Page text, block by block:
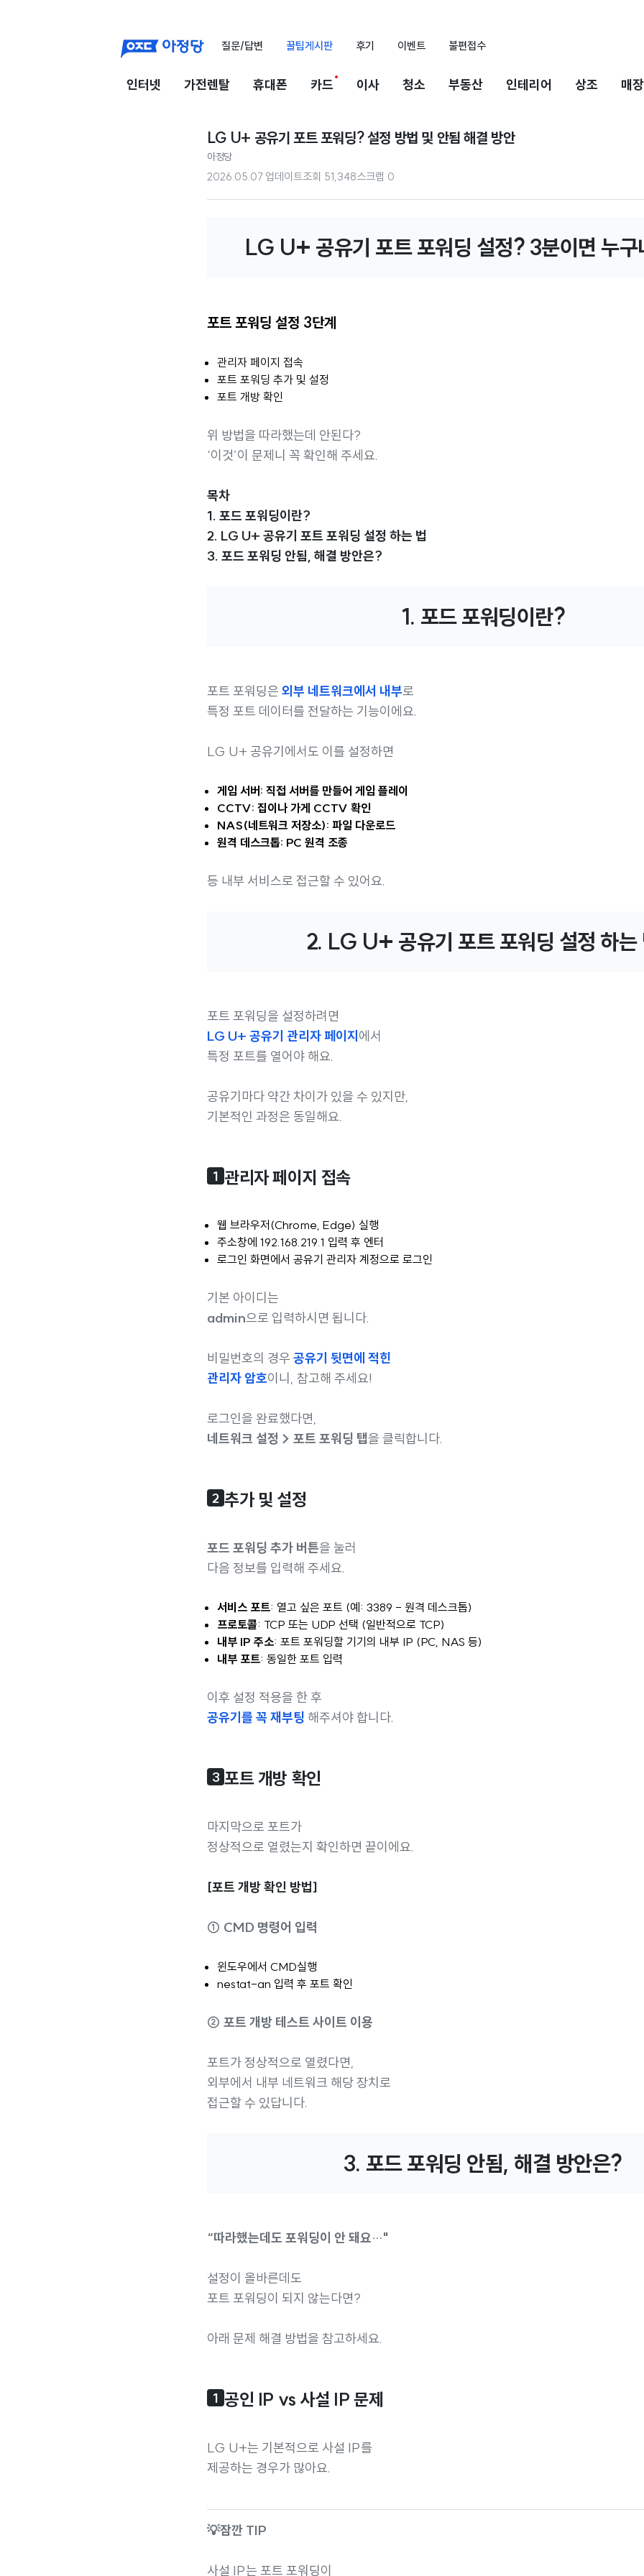
질문/답변 꿀팁게시판 후기 이벤트 불편접수
인터넷 가전렌탈 휴대폰 카드 이사 청소 부동산 인테리어 상조 매
LG U+ 공유기 포트 포워딩? 설정 방법 및 안됨 해결 방안
아정당
2026.05.07 업데이트조회 51,348스크랩 0
LG U+ 공유기 포트 포워딩 설정? 3분이면 누구
포트 포워딩 설정 3단계
관리자 페이지 접속
포트 포워딩 추가 및 설정
포트 개방 확인
위 방법을 따라했는데 안된다?
‘이것’이 문제니 꼭 확인해 주세요.
목차
1. 포드 포워딩이란?
2. LG U+ 공유기 포트 포워딩 설정 하는 법
3. 포드 포워딩 안됨, 해결 방안은?
1. 포드 포워딩이란?
포트 포워딩은 외부 네트워크에서 내부로
특정 포트 데이터를 전달하는 기능이에요.
LG U+ 공유기에서도 이를 설정하면
게임 서버: 직접 서버를 만들어 게임 플레이
CCTV: 집이나 가게 CCTV 확인
NAS(네트워크 저장소): 파일 다운로드
원격 데스크톱: PC 원격 조종
등 내부 서비스로 접근할 수 있어요.
2. LG U+ 공유기 포트 포워딩 설정 하는
포트 포워딩을 설정하려면
LG U+ 공유기 관리자 페이지 에서
특정 포트를 열어야 해요.
공유기마다 약간 차이가 있을 수 있지만,
기본적인 과정은 동일해요.
1 관리자 페이지 접속
웹 브라우저(Chrome, Edge) 실행
주소창에 192.168.219.1 입력 후 엔터
로그인 화면에서 공유기 관리자 계정으로 로그인
기본 아이디는
admin으로 입력하시면 됩니다.
비밀번호의 경우 공유기 뒷면에 적힌
관리자 암호이니, 참고해 주세요!
로그인을 완료했다면,
네트워크 설정 > 포트 포워딩 탭을 클릭합니다.
2 추가 및 설정
포드 포워딩 추가 버튼을 눌러
다음 정보를 입력해 주세요.
서비스 포트: 열고 싶은 포트 (예: 3389 - 원격 데스크톱)
프로토콜: TCP 또는 UDP 선택 (일반적으로 TCP)
내부 IP 주소: 포트 포워딩할 기기의 내부 IP (PC, NAS 등)
내부 포트: 동일한 포트 입력
이후 설정 적용을 한 후
공유기를 꼭 재부팅 해주셔야 합니다.
3 포트 개방 확인
마지막으로 포트가
정상적으로 열렸는지 확인하면 끝이에요.
[포트 개방 확인 방법]
① CMD 명령어 입력
윈도우에서 CMD실행
nestat-an 입력 후 포트 확인
② 포트 개방 테스트 사이트 이용
포트가 정상적으로 열렸다면,
외부에서 내부 네트워크 해당 장치로
접근할 수 있답니다.
3. 포드 포워딩 안됨, 해결 방안은?
“따라했는데도 포워딩이 안 돼요…"
설정이 올바른데도
포트 포워딩이 되지 않는다면?
아래 문제 해결 방법을 참고하세요.
1 공인 IP vs 사설 IP 문제
LG U+는 기본적으로 사설 IP를
제공하는 경우가 많아요.
💡잠깐 TIP
사설 IP는 포트 포워딩이